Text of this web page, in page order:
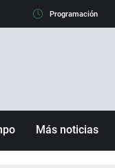
su 'sí' al Barça La llamada
Programación
Más noticias